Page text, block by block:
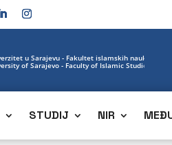
STUDIJ NIR